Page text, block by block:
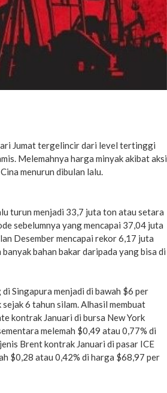
Jumat tergelincir dari level tertinggi
Melemahnya harga minyak akibat aksi
menurun dibulan lalu.
turun menjadi 33,7 juta ton atau setara
sebelumnya yang mencapai 37,04 juta
Desember mencapai rekor 6,17 juta
bahan bakar daripada yang bisa di
Singapura menjadi di bawah $6 per
6 tahun silam. Alhasil membuat
kontrak Januari di bursa New York
melemah $0,49 atau 0,77% di
Brent kontrak Januari di pasar ICE
$0,28 atau 0,42% di harga $68,97 per